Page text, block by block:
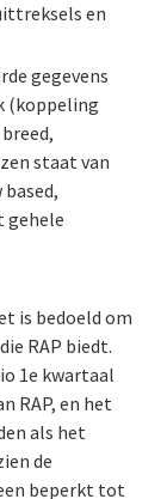
en
gegevens
(koppeling
staat van
gehele
is bedoeld om
RAP biedt.
1e kwartaal
RAP, en het
als het
de
beperkt tot